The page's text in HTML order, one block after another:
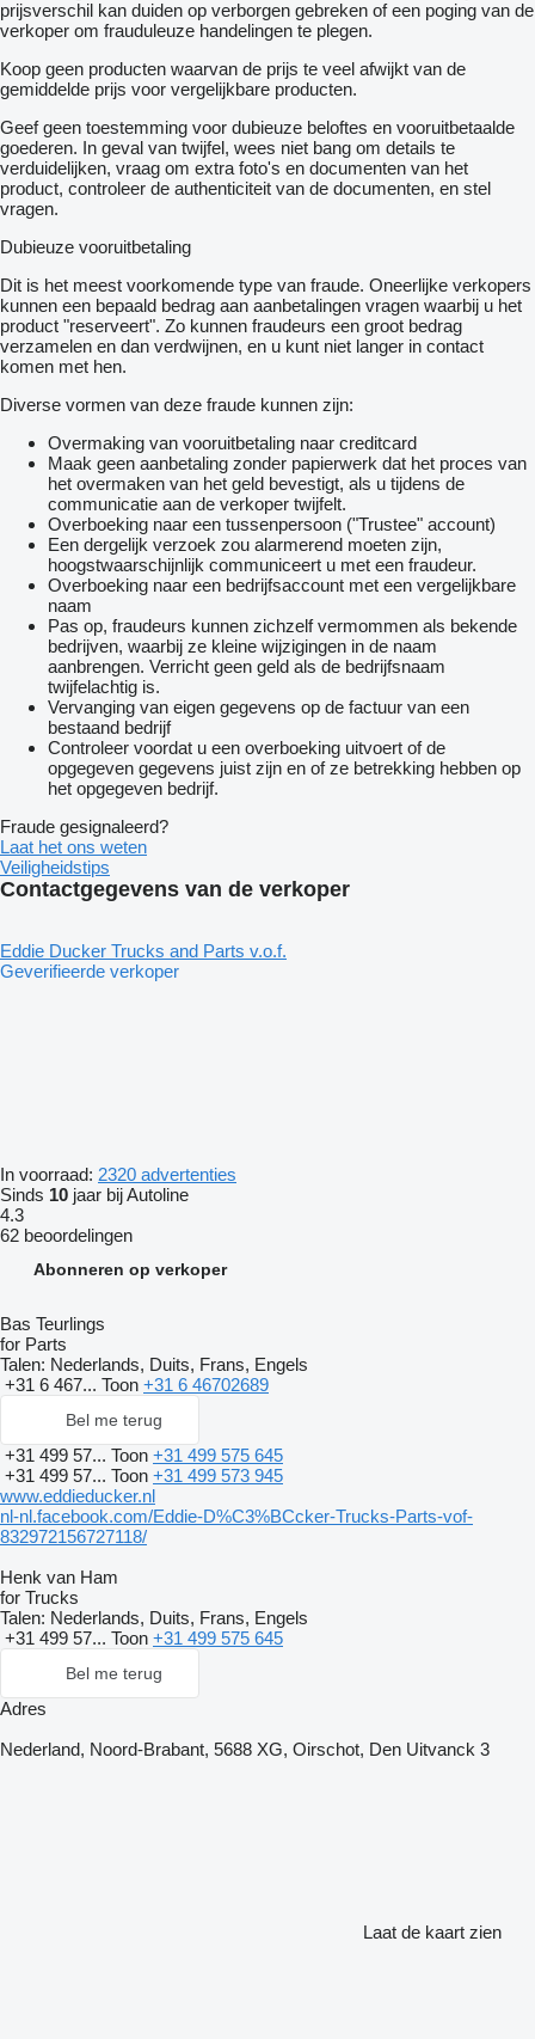
prijsverschil kan duiden op verborgen gebreken of een poging van de
verkoper om frauduleuze handelingen te plegen.
Koop geen producten waarvan de prijs te veel afwijkt van de
gemiddelde prijs voor vergelijkbare producten.
Geef geen toestemming voor dubieuze beloftes en vooruitbetaalde
goederen. In geval van twijfel, wees niet bang om details te
verduidelijken, vraag om extra foto's en documenten van het
product, controleer de authenticiteit van de documenten, en stel
vragen.
Dubieuze vooruitbetaling
Dit is het meest voorkomende type van fraude. Oneerlijke verkopers
kunnen een bepaald bedrag aan aanbetalingen vragen waarbij u het
product "reserveert". Zo kunnen fraudeurs een groot bedrag
verzamelen en dan verdwijnen, en u kunt niet langer in contact
komen met hen.
Diverse vormen van deze fraude kunnen zijn:
Overmaking van vooruitbetaling naar creditcard
Maak geen aanbetaling zonder papierwerk dat het proces van
het overmaken van het geld bevestigt, als u tijdens de
communicatie aan de verkoper twijfelt.
Overboeking naar een tussenpersoon ("Trustee" account)
Een dergelijk verzoek zou alarmerend moeten zijn,
hoogstwaarschijnlijk communiceert u met een fraudeur.
Overboeking naar een bedrijfsaccount met een vergelijkbare
naam
Pas op, fraudeurs kunnen zichzelf vermommen als bekende
bedrijven, waarbij ze kleine wijzigingen in de naam
aanbrengen. Verricht geen geld als de bedrijfsnaam
twijfelachtig is.
Vervanging van eigen gegevens op de factuur van een
bestaand bedrijf
Controleer voordat u een overboeking uitvoert of de
opgegeven gegevens juist zijn en of ze betrekking hebben op
het opgegeven bedrijf.
Fraude gesignaleerd?
Laat het ons weten
Veiligheidstips
Contactgegevens van de verkoper
Eddie Ducker Trucks and Parts v.o.f.
Geverifieerde verkoper
In voorraad: 2320 advertenties
Sinds 10 jaar bij Autoline
4.3
62 beoordelingen
Abonneren op verkoper
Bas Teurlings
for Parts
Talen: Nederlands, Duits, Frans, Engels
+31 6 467... Toon +31 6 46702689
Bel me terug
+31 499 57... Toon +31 499 575 645
+31 499 57... Toon +31 499 573 945
www.eddieducker.nl
nl-nl.facebook.com/Eddie-D%C3%BCcker-Trucks-Parts-vof-
832972156727118/
Henk van Ham
for Trucks
Talen: Nederlands, Duits, Frans, Engels
+31 499 57... Toon +31 499 575 645
Bel me terug
Adres
Nederland, Noord-Brabant, 5688 XG, Oirschot, Den Uitvanck 3
Laat de kaart zien